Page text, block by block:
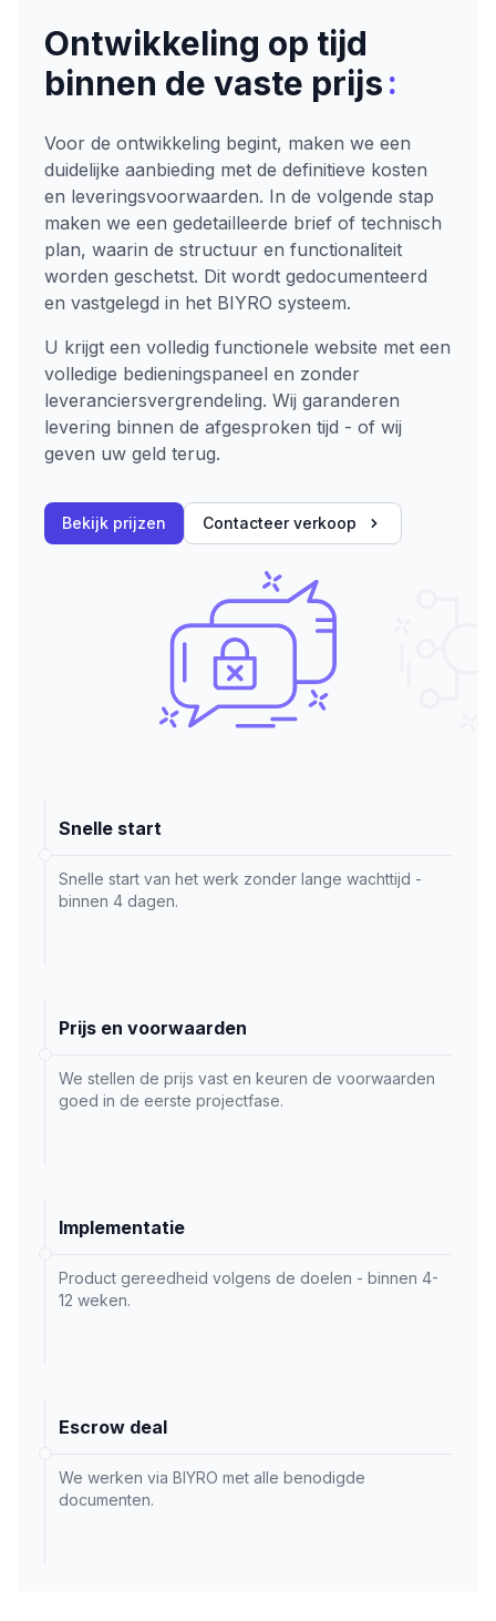
Ontwikkeling op tijd
binnen de vaste prijs:
Voor de ontwikkeling begint, maken we een
duidelijke aanbieding met de definitieve kosten
en leveringsvoorwaarden. In de volgende stap
maken we een gedetailleerde brief of technisch
plan, waarin de structuur en functionaliteit
worden geschetst. Dit wordt gedocumenteerd
en vastgelegd in het BIYRO systeem.
U krijgt een volledig functionele website met een
volledige bedieningspaneel en zonder
leveranciersvergrendeling. Wij garanderen
levering binnen de afgesproken tijd - of wij
geven uw geld terug.
Bekijk prijzen Contacteer verkoop
Snelle start
Snelle start van het werk zonder lange wachttijd -
binnen 4 dagen.
Prijs en voorwaarden
We stellen de prijs vast en keuren de voorwaarden
goed in de eerste projectfase.
Implementatie
Product gereedheid volgens de doelen - binnen 4-
12 weken.
Escrow deal
We werken via BIYRO met alle benodigde
documenten.